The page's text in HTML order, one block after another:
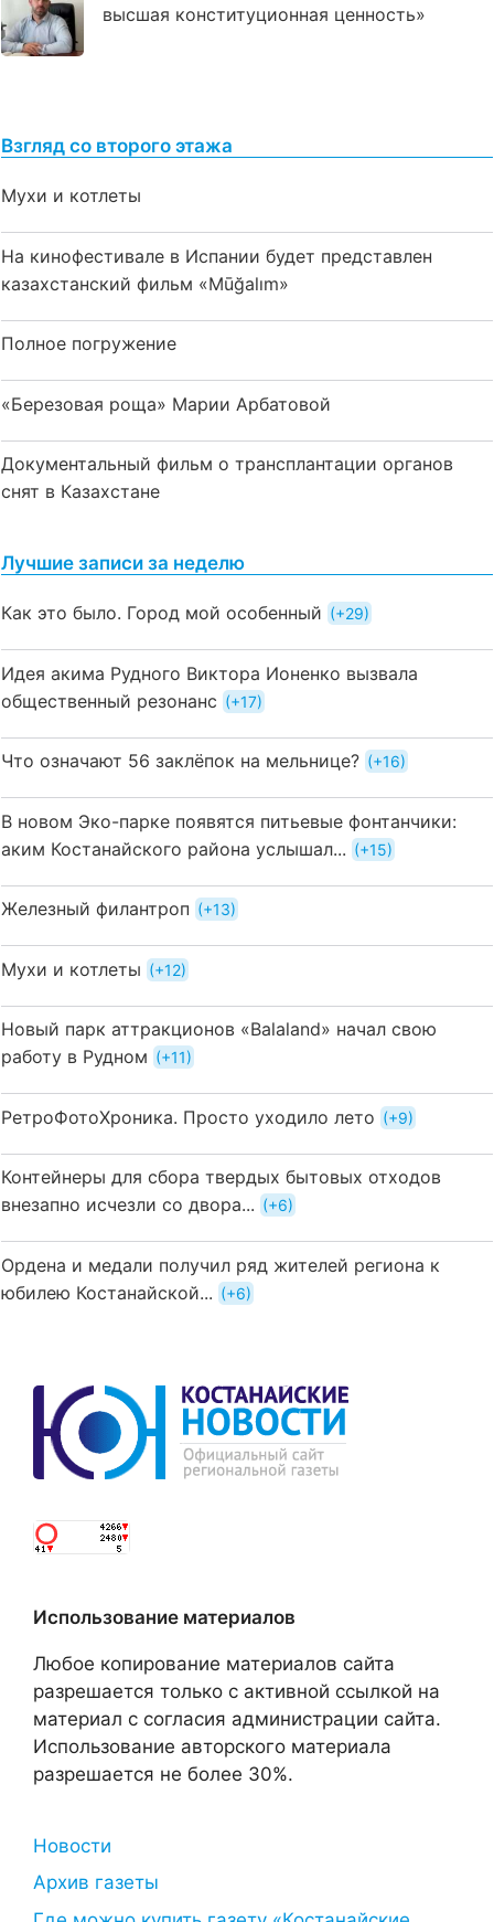
высшая конституционная ценность»
Взгляд со второго этажа
Мухи и котлеты
На кинофестивале в Испании будет представлен
казахстанский фильм «Mūğalım»
Полное погружение
«Березовая роща» Марии Арбатовой
Документальный фильм о трансплантации органов
снят в Казахстане
Лучшие записи за неделю
Как это было. Город мой особенный +29
Идея акима Рудного Виктора Ионенко вызвала
общественный резонанс
+17
Что означают 56 заклёпок на мельнице? +16
В новом Эко-парке появятся питьевые фонтанчики:
аким Костанайского района услышал...
+15
Железный филантроп +13
Мухи и котлеты +12
Новый парк аттракционов «Balaland» начал свою
работу в Рудном
+11
РетроФотоХроника. Просто уходило лето +9
Контейнеры для сбора твердых бытовых отходов
внезапно исчезли со двора...
+6
Ордена и медали получил ряд жителей региона к
юбилею Костанайской...
+6
Использование материалов
Любое копирование материалов сайта
разрешается только с активной ссылкой на
материал с согласия администрации сайта.
Использование авторского материала
разрешается не более 30%.
Новости
Архив газеты